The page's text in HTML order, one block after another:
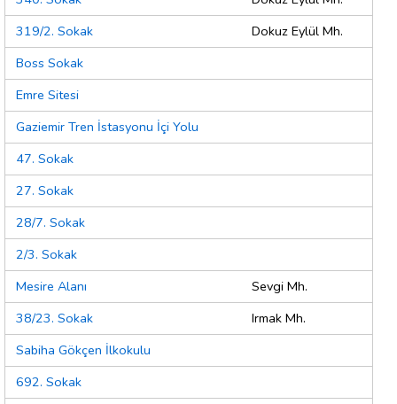
319/2. Sokak
Dokuz Eylül Mh.
Boss Sokak
Emre Sitesi
Gaziemir Tren İstasyonu İçi Yolu
47. Sokak
27. Sokak
28/7. Sokak
2/3. Sokak
Mesire Alanı
Sevgi Mh.
38/23. Sokak
Irmak Mh.
Sabiha Gökçen İlkokulu
692. Sokak